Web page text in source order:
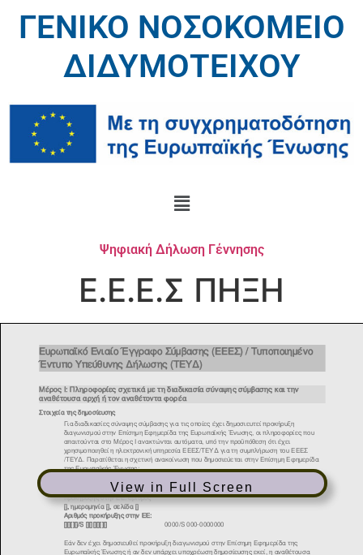
ΓΕΝΙΚΟ ΝΟΣΟΚΟΜΕΙΟ
ΔΙΔΥΜΟΤΕΙΧΟΥ
Ψηφιακή Δήλωση Γέννησης
Ε.Ε.Ε.Σ ΠΗΞΗ
View in Full Screen